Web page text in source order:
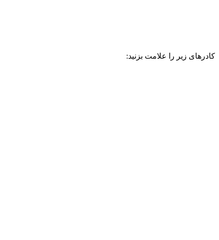
کادرهای زیر را علامت بزنید: